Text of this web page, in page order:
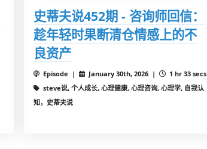
史蒂夫说452期 - 咨询师回信：
趁年轻时果断清仓情感上的不
良资产
Episode | January 30th, 2026 |
1 hr 33 secs
steve说, 个人成长, 心理健康, 心理咨询, 心理学, 自我认
知，史蒂夫说